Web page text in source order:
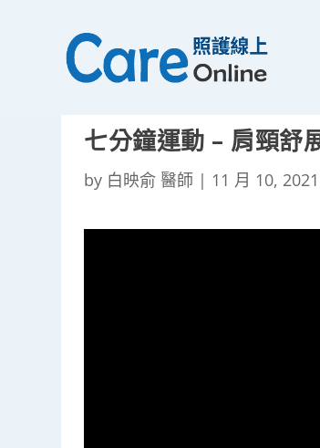
七分鐘運動 – 肩頸舒
by 白映俞 醫師 | 11 月 10, 2021